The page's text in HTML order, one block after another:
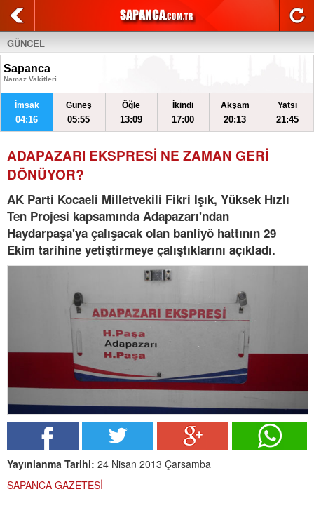
GÜNCEL
Sapanca
Namaz Vakitleri
İmsak
04:16
Güneş
05:55
Öğle
13:09
İkindi
17:00
Akşam
20:13
Yatsı
21:45
ADAPAZARI EKSPRESİ NE ZAMAN GERİ
DÖNÜYOR?
AK Parti Kocaeli Milletvekili Fikri Işık, Yüksek Hızlı
Ten Projesi kapsamında Adapazarı'ndan
Haydarpaşa'ya çalışacak olan banliyö hattının 29
Ekim tarihine yetiştirmeye çalıştıklarını açıkladı.
Yayınlanma Tarihi: 24 Nisan 2013 Çarsamba
SAPANCA GAZETESİ